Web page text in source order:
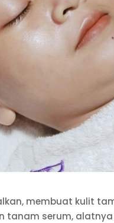
membuat kulit
tanam serum,